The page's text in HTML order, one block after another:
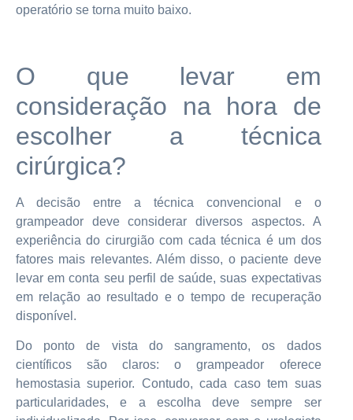
operatório se torna muito baixo.
O que levar em
consideração na hora de
escolher a técnica
cirúrgica?
A decisão entre a técnica convencional e o
grampeador deve considerar diversos aspectos. A
experiência do cirurgião com cada técnica é um dos
fatores mais relevantes. Além disso, o paciente deve
levar em conta seu perfil de saúde, suas expectativas
em relação ao resultado e o tempo de recuperação
disponível.
Do ponto de vista do sangramento, os dados
científicos são claros: o grampeador oferece
hemostasia superior. Contudo, cada caso tem suas
particularidades, e a escolha deve sempre ser